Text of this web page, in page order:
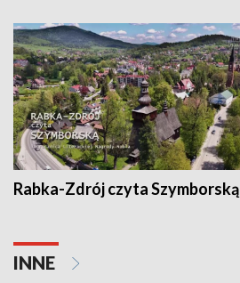
Rabka-Zdrój czyta Szymborską
INNE